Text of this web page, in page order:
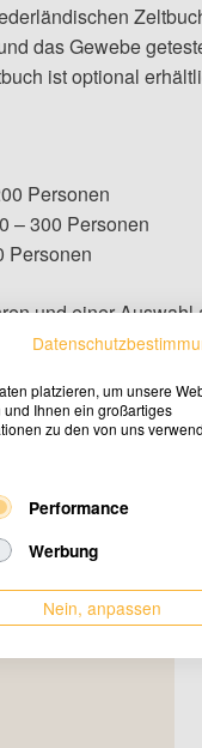
das Gewebe
ist optional
Personen
– 300 Personen
Personen
und einer
Fläche von
platzieren, um unsere
Ihnen ein großartiges
zu den von uns
Performance
Werbung
Nein, anpassen